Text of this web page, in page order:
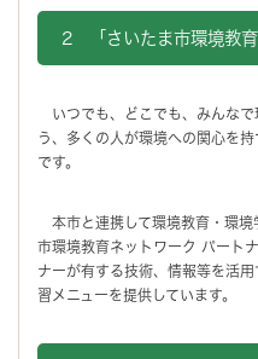
2 「さいたま市環境教
いつでも、どこでも、みんなで
う、多くの人が環境への関心を
です。
本市と連携して環境教育・環境
市環境教育ネットワーク パート
ナーが有する技術、情報等を活
習メニューを提供しています。